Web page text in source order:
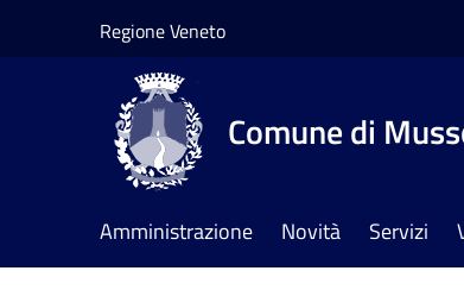
Regione Veneto
Comune di
Amministrazione Novità Servizi